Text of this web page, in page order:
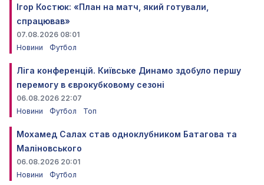
Ігор Костюк: «План на матч, який готували,
спрацював»
07.08.2026 08:01
Новини
Футбол
Ліга конференцій. Київське Динамо здобуло першу
перемогу в єврокубковому сезоні
06.08.2026 22:07
Новини
Футбол Топ
Мохамед Салах став одноклубником Батагова та
Маліновського
06.08.2026 20:01
Новини
Футбол